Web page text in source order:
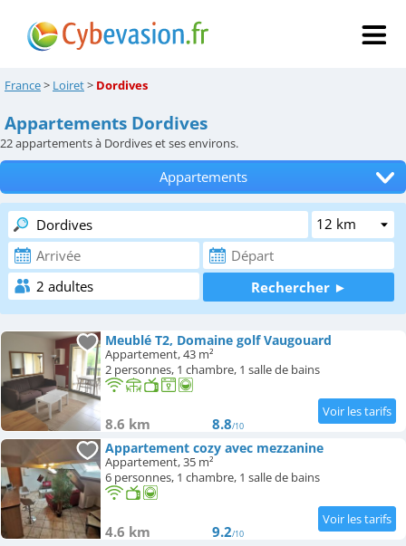
France> Loiret> Dordives
Appartements Dordives
22appartements à Dordives et ses environs.
Appartements
Tous les hébergements
Hôtels
Chambres d'hôtes
Campings
Meublé T2, Domaine golf Vaugouard
Appartement, 43 m²
2 personnes, 1 chambre, 1 salle de bains
8.6 km 8.8/10
Appartement cozy avec mezzanine
Appartement, 35 m²
6 personnes, 1 chambre, 1 salle de bains
4.6 km 9.2/10